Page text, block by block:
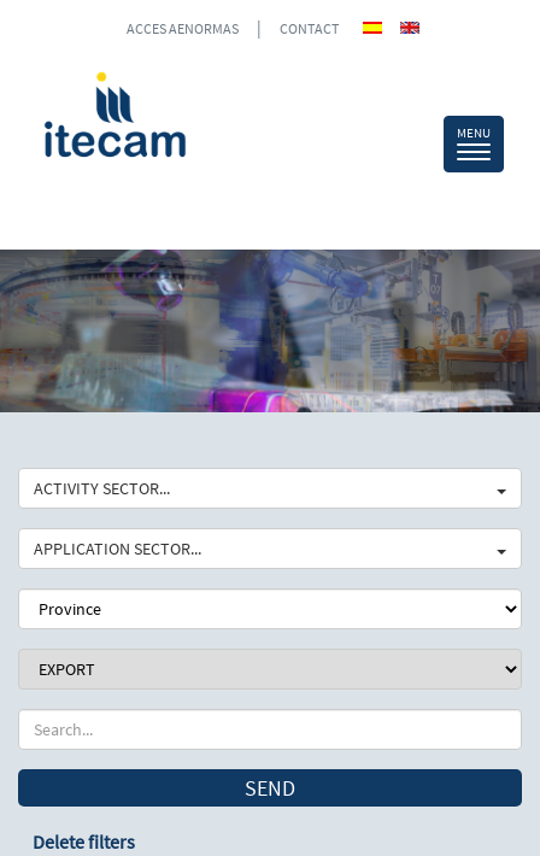
ACCES AENORMAS | CONTACT
ACTIVITY SECTOR...
APPLICATION SECTOR...
SEND
Delete filters